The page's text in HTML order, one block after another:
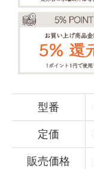
型番
定価
販売価格